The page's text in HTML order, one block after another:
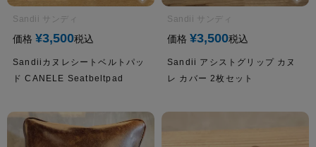
Sandii サンディ
価格 ¥3,500税込
Sandiiカヌレシートベルトパッ
ド CANELE Seatbeltpad
Sandii サンディ
価格 ¥3,500税込
Sandii アシストグリップ カヌ
レ カバー 2枚セット